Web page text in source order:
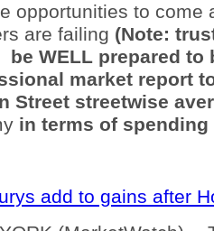
opportunities to come
are failing (Note:
be WELL prepared to
market report
Street streetwise
in terms of spending
add to gains after